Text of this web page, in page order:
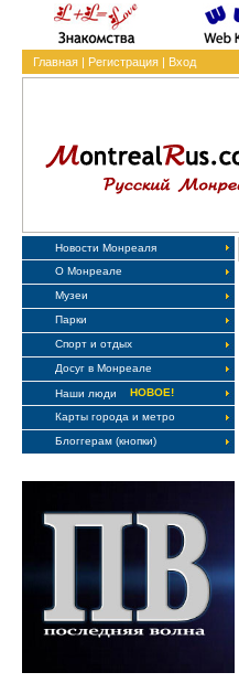
Главная| Регистрация| Вход
Новости Монреаля
О Монреале
Музеи
Парки
Спорт и отдых
Досуг в Монреале
Наши люди
НОВОЕ!
Карты города и метро
Блоггерам (кнопки)